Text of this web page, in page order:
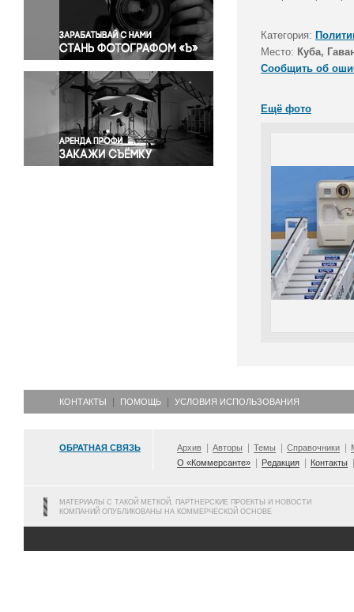
Правосудие
Происшествия и конфликты
Религия
Светская жизнь
Спорт
Экология
Экономика и бизнес
Категория:
Место: Куба,
Сообщить об
Ещё фото
КОНТАКТЫ ПОМОЩЬ УСЛОВИЯ ИСПОЛЬЗОВАНИЯ
ОБРАТНАЯ СВЯЗЬ Архив Авторы Темы Справочники
О «Коммерсанте»
Редакция Контакты
МАТЕРИАЛЫ С ТАКОЙ МЕТКОЙ, ПАРТНЕРСКИЕ ПРОЕКТЫ И НОВОСТИ
КОМПАНИЙ ОПУБЛИКОВАНЫ НА КОММЕРЧЕСКОЙ ОСНОВЕ